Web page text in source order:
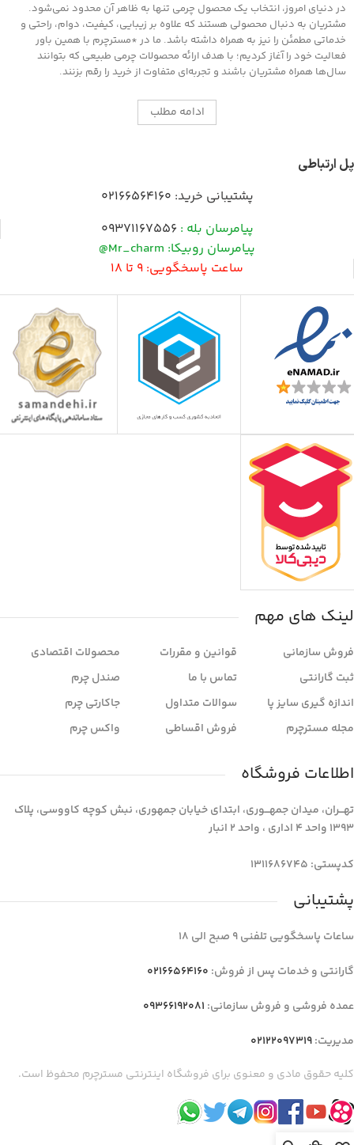
در دنیای امروز، انتخاب یک محصول چرمی تنها به ظاهر آن محدود نمی‌شود.
مشتریان به دنبال محصولی هستند که علاوه بر زیبایی، کیفیت، دوام، راحتی و
خدماتی مطمئن را نیز به همراه داشته باشد. ما در *مسترچرم با همین باور
فعالیت خود را آغاز کردیم؛ با هدف ارائه محصولات چرمی طبیعی که بتوانند
سال‌ها همراه مشتریان باشند و تجربه‌ای متفاوت از خرید را رقم بزنند.
ادامه مطلب
پل ارتباطی
پشتیبانی خرید: 02166564160
پیامرسان بله : 09371167556
پیامرسان روبیکا: Mr_charm@
ساعت پاسخگویی: 9 تا 18
لینک های مهم
فروش سازمانی
ثبت گارانتی
اندازه گیری سایز پا
مجله مسترچرم
قوانین و مقررات
تماس با ما
سوالات متداول
فروش اقساطی
محصولات اقتصادی
صندل چرم
جاکارتی چرم
واکس چرم
اطلاعات فروشگاه
تهـــران، میدان جمهـــوری، ابتدای خیابان جمهوری، نبش کوچه کاووسی، پلاک
1393 واحد 4 اداری ، واحد 2 انبار
کدپستی: 1311686745
پشتیبانی
ساعات پاسخگویی تلفنی 9 صبح الی 18
گارانتی و خدمات پس از فروش: 02166564160
عمده فروشی و فروش سازمانی: 09366192081
مدیریت:02122097319
کلیه حقوق مادی و معنوی برای فروشگاه اینترنتی مسترچرم محفوظ است.